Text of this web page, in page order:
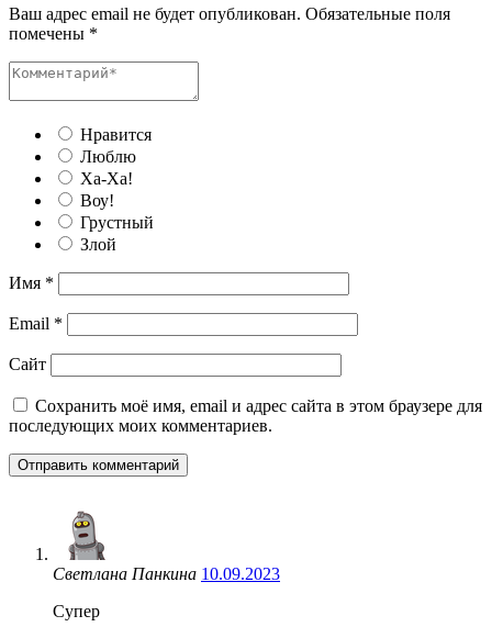
Ваш адрес email не будет опубликован. Обязательные поля
помечены *
Нравится
Люблю
Ха-Ха!
Воу!
Грустный
Злой
Имя *
Email *
Сайт
Сохранить моё имя, email и адрес сайта в этом браузере для
последующих моих комментариев.
Светлана Панкина 10.09.2023
Супер